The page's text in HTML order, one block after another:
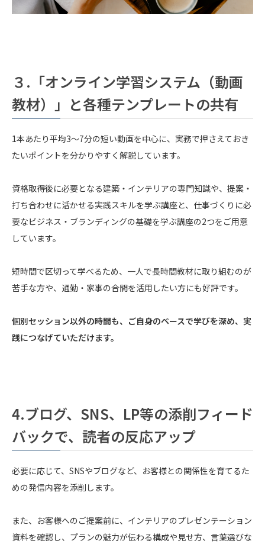
３. 「オンライン学習システム（動画
教材）」と各種テンプレートの共有
1本あたり平均3〜7分の短い動画を中心に、実務で押さえておき
たいポイントを分かりやすく解説しています。
資格取得後に必要となる建築・インテリアの専門知識や、提案・
打ち合わせに活かせる実践スキルを学ぶ講座と、仕事づくりに必
要なビジネス・ブランディングの基礎を学ぶ講座の2つをご用意
しています。
短時間で区切って学べるため、一人で長時間教材に取り組むのが
苦手な方や、通勤・家事の合間を活用したい方にも好評です。
個別セッション以外の時間も、ご自身のペースで学びを深め、実
践につなげていただけます。
4.ブログ、SNS、LP等の添削フィード
バックで、読者の反応アップ
必要に応じて、SNSやブログなど、お客様との関係性を育てるた
めの発信内容を添削します。
また、お客様へのご提案前に、インテリアのプレゼンテーション
資料を確認し、プランの魅力が伝わる構成や見せ方、言葉選びな